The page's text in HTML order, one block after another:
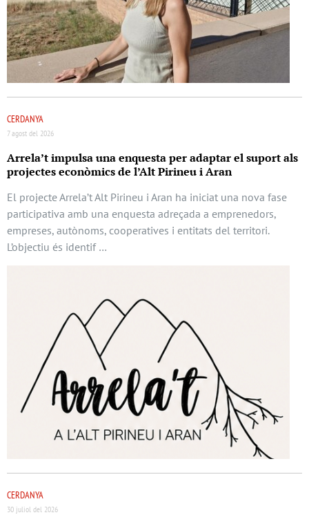
CERDANYA
7 agost del 2026
Arrela’t impulsa una enquesta per adaptar el suport als
projectes econòmics de l’Alt Pirineu i Aran
El projecte Arrela’t Alt Pirineu i Aran ha iniciat una nova fase
participativa amb una enquesta adreçada a emprenedors,
empreses, autònoms, cooperatives i entitats del territori.
L’objectiu és identif …
CERDANYA
30 juliol del 2026